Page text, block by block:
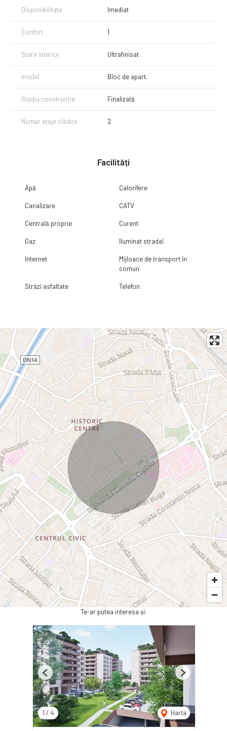
Disponibilitate Imediat
Confort 1
Stare interior Ultrafinisat
Imobil Bloc de apart.
Stadiu construcție Finalizată
Număr etaje clădire 2
Facilități
Apă Calorifere
Canalizare CATV
Centrală proprie Curent
Gaz Iluminat stradal
Internet
Mijloace de transport în
comun
Străzi asfaltate Telefon
Te-ar putea interesa și:
1 / 4 Harta
Previous Next